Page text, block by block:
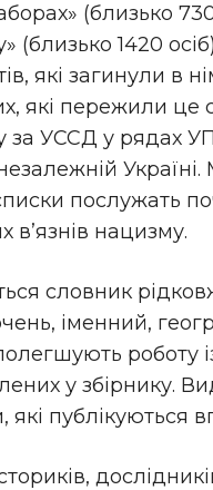
(близько
(близько 1420
які загинули в
які пережили це
за УССД у рядах
незалежній
послужать
в’язнів нацизму.
словник
іменний,
роботу
у збірнику.
публікуються